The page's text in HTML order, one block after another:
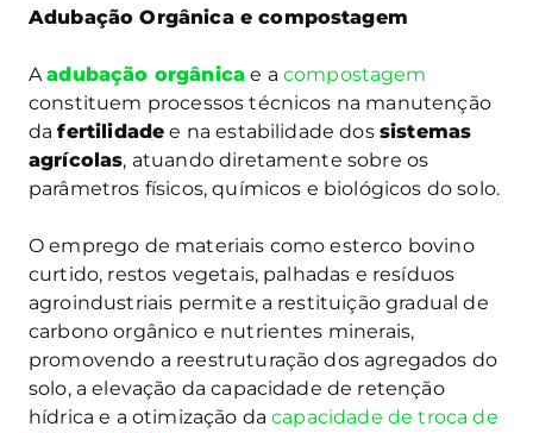
Adubação Orgânica e compostagem
Aadubação orgânica e a compostagem
constituem processos técnicos na manutenção
dafertilidade e na estabilidade dos sistemas
agrícolas, atuando diretamente sobre os
parâmetros físicos, químicos e biológicos do solo.
O emprego de materiais como esterco bovino
curtido, restos vegetais, palhadas e resíduos
agroindustriais permite a restituição gradual de
carbono orgânico e nutrientes minerais,
promovendo a reestruturação dos agregados do
solo, a elevação da capacidade de retenção
hídrica e a otimização dacapacidade de troca de